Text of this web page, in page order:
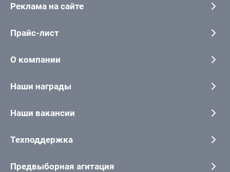
Реклама на сайте
Прайс-лист
О компании
Наши награды
Наши вакансии
Техподдержка
Предвыборная агитация